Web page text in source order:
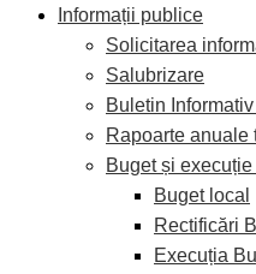
Informații publice
Solicitarea
Salubrizare
Buletin
Rapoarte anuale
Buget și
Buget local
Rectificări
Execuția